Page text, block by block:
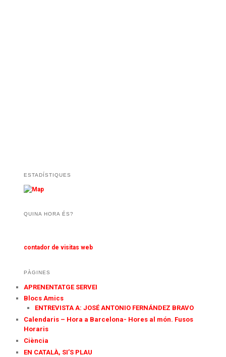
ESTADÍSTIQUES
QUINA HORA ÉS?
contador de visitas web
PÀGINES
APRENENTATGE SERVEI
Blocs Amics
ENTREVISTA A: JOSÉ ANTONIO FERNÁNDEZ BRAVO
Calendaris – Hora a Barcelona- Hores al món. Fusos
Horaris
Ciència
EN CATALÀ, SI’S PLAU